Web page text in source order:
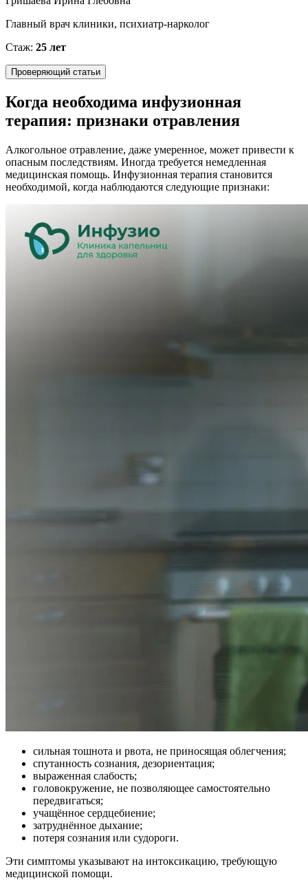
Главный врач клиники, психиатр-нарколог
Стаж: 25 лет
Проверяющий статьи
Когда необходима инфузионная
терапия: признаки отравления
Алкогольное отравление, даже умеренное, может привести к
опасным последствиям. Иногда требуется немедленная
медицинская помощь. Инфузионная терапия становится
необходимой, когда наблюдаются следующие признаки:
сильная тошнота и рвота, не приносящая облегчения;
спутанность сознания, дезориентация;
выраженная слабость;
головокружение, не позволяющее самостоятельно
передвигаться;
учащённое сердцебиение;
затруднённое дыхание;
потеря сознания или судороги.
Эти симптомы указывают на интоксикацию, требующую
медицинской помощи.